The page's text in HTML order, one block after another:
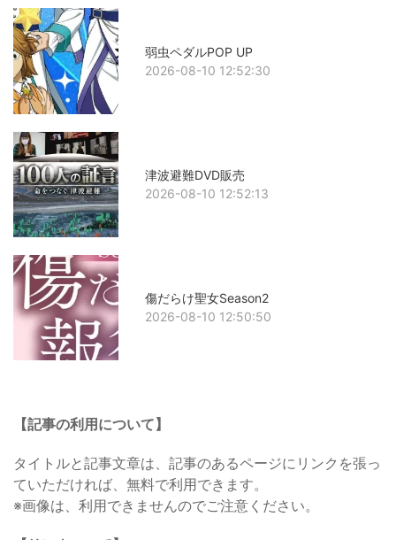
弱虫ペダルPOP UP
2026-08-10 12:52:30
津波避難DVD販売
2026-08-10 12:52:13
傷だらけ聖女Season2
2026-08-10 12:50:50
【記事の利用について】
タイトルと記事文章は、記事のあるページにリンクを張っ
ていただければ、無料で利用できます。
※画像は、利用できませんのでご注意ください。